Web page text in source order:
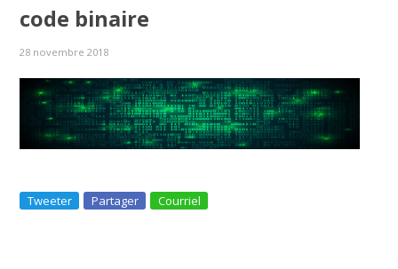
code binaire
28 novembre 2018
Tweeter Partager Courriel